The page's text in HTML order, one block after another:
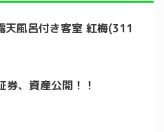
天風呂付き客室 紅梅(311
、資産公開！！